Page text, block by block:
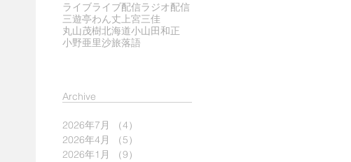
ライブライブ配信ラジオ配信
三遊亭わん丈上宮三佳
丸山茂樹北海道小山田和正
小野亜里沙旅落語
​Archive
2026年7月 （4）
2026年4月
（5）
2026年1月
（9）